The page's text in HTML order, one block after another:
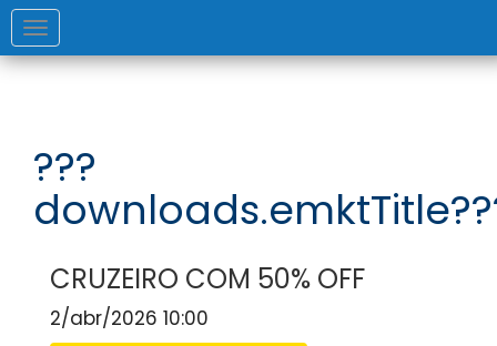
Toggle
navigation
???
CRUZEIRO COM 50% OFF
2/abr/2026 10:00